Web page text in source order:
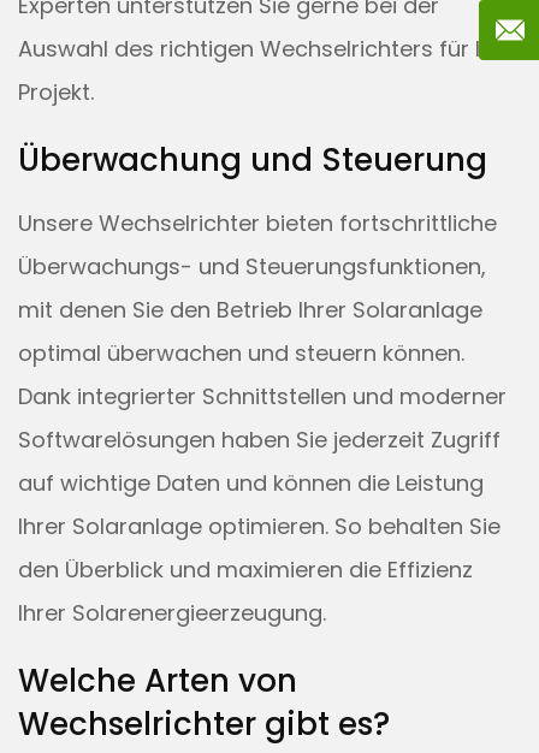
Auswahl des richtigen Wechselrichters für Ihr
Projekt.
Überwachung und Steuerung
Unsere Wechselrichter bieten fortschrittliche
Überwachungs- und Steuerungsfunktionen,
mit denen Sie den Betrieb Ihrer Solaranlage
optimal überwachen und steuern können.
Dank integrierter Schnittstellen und moderner
Softwarelösungen haben Sie jederzeit Zugriff
auf wichtige Daten und können die Leistung
Ihrer Solaranlage optimieren. So behalten Sie
den Überblick und maximieren die Effizienz
Ihrer Solarenergieerzeugung.
Welche Arten von
Wechselrichter gibt es?